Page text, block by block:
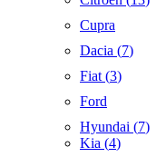
Cupra
Dacia (7)
Fiat (3)
Ford
Hyundai (7)
Kia (4)